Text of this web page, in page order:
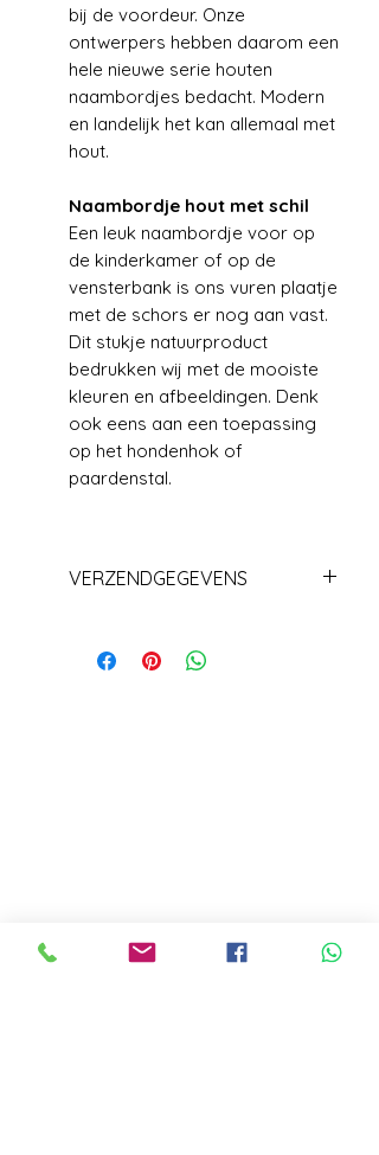
bij de voordeur. Onze
ontwerpers hebben daarom een
hele nieuwe serie houten
naambordjes bedacht. Modern
en landelijk het kan allemaal met
hout.
Naambordje hout met schil
Een leuk naambordje voor op
de kinderkamer of op de
vensterbank is ons vuren plaatje
met de schors er nog aan vast.
Dit stukje natuurproduct
bedrukken wij met de mooiste
kleuren en afbeeldingen. Denk
ook eens aan een toepassing
op het hondenhok of
paardenstal.
VERZENDGEGEVENS